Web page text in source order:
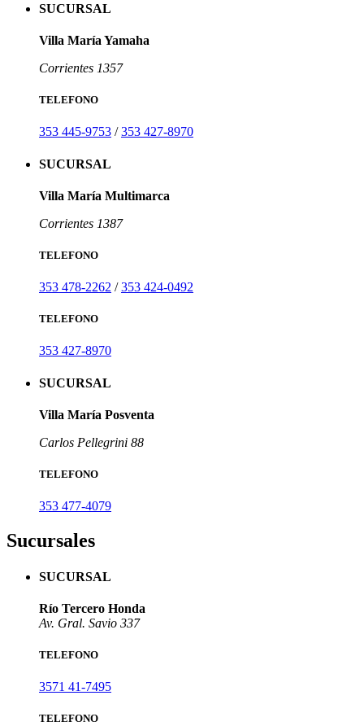
SUCURSAL
Villa María Yamaha
Corrientes 1357
TELEFONO
353 445-9753 /353 427-8970
SUCURSAL
Villa María Multimarca
Corrientes 1387
TELEFONO
353 478-2262 /353 424-0492
TELEFONO
353 427-8970
SUCURSAL
Villa María Posventa
Carlos Pellegrini 88
TELEFONO
353 477-4079
Sucursales
SUCURSAL
Río Tercero Honda
Av. Gral. Savio 337
TELEFONO
3571 41-7495
TELEFONO